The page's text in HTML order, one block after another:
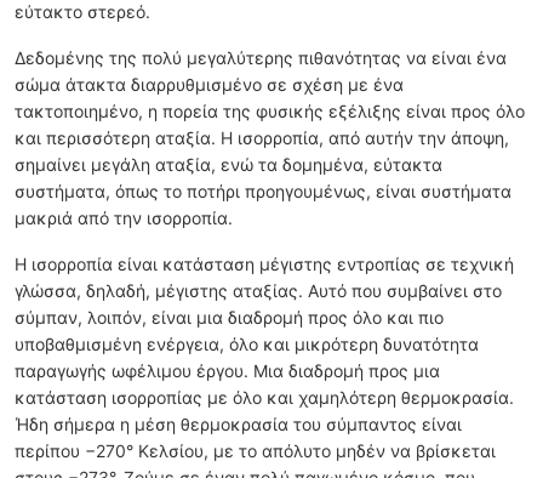
εύτακτο στερεό.
Δεδομένης της πολύ μεγαλύτερης πιθανότητας να είναι ένα
σώμα άτακτα διαρρυθμισμένο σε σχέση με ένα
τακτοποιημένο, η πορεία της φυσικής εξέλιξης είναι προς όλο
και περισσότερη αταξία. Η ισορροπία, από αυτήν την άποψη,
σημαίνει μεγάλη αταξία, ενώ τα δομημένα, εύτακτα
συστήματα, όπως το ποτήρι προηγουμένως, είναι συστήματα
μακριά από την ισορροπία.
Η ισορροπία είναι κατάσταση μέγιστης εντροπίας σε τεχνική
γλώσσα, δηλαδή, μέγιστης αταξίας. Αυτό που συμβαίνει στο
σύμπαν, λοιπόν, είναι μια διαδρομή προς όλο και πιο
υποβαθμισμένη ενέργεια, όλο και μικρότερη δυνατότητα
παραγωγής ωφέλιμου έργου. Μια διαδρομή προς μια
κατάσταση ισορροπίας με όλο και χαμηλότερη θερμοκρασία.
Ήδη σήμερα η μέση θερμοκρασία του σύμπαντος είναι
περίπου −270° Κελσίου, με το απόλυτο μηδέν να βρίσκεται